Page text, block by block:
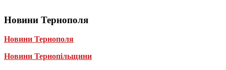
Новини Тернополя
Новини Тернополя
Новини Тернопільщини